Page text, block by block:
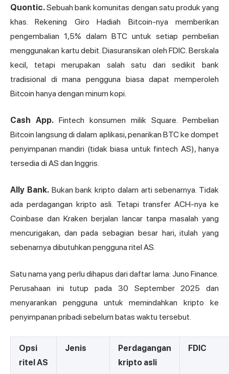
Quontic.Sebuah bank komunitas dengan satu produk yang
khas. Rekening Giro Hadiah Bitcoin-nya memberikan
pengembalian 1,5% dalam BTC untuk setiap pembelian
menggunakan kartu debit. Diasuransikan oleh FDIC. Berskala
kecil, tetapi merupakan salah satu dari sedikit bank
tradisional di mana pengguna biasa dapat memperoleh
Bitcoin hanya dengan minum kopi.
Cash App. Fintech konsumen milik Square. Pembelian
Bitcoin langsung di dalam aplikasi, penarikan BTC ke dompet
penyimpanan mandiri (tidak biasa untuk fintech AS), hanya
tersedia di AS dan Inggris.
Ally Bank.Bukan bank kripto dalam arti sebenarnya. Tidak
ada perdagangan kripto asli. Tetapi transfer ACH-nya ke
Coinbase dan Kraken berjalan lancar tanpa masalah yang
mencurigakan, dan pada sebagian besar hari, itulah yang
sebenarnya dibutuhkan pengguna ritel AS.
Satu nama yang perlu dihapus dari daftar lama: Juno Finance.
Perusahaan ini tutup pada 30 September 2025 dan
menyarankan pengguna untuk memindahkan kripto ke
penyimpanan pribadi sebelum batas waktu tersebut.
Opsi
ritel AS
Jenis
Perdagangan
kripto asli
FDIC